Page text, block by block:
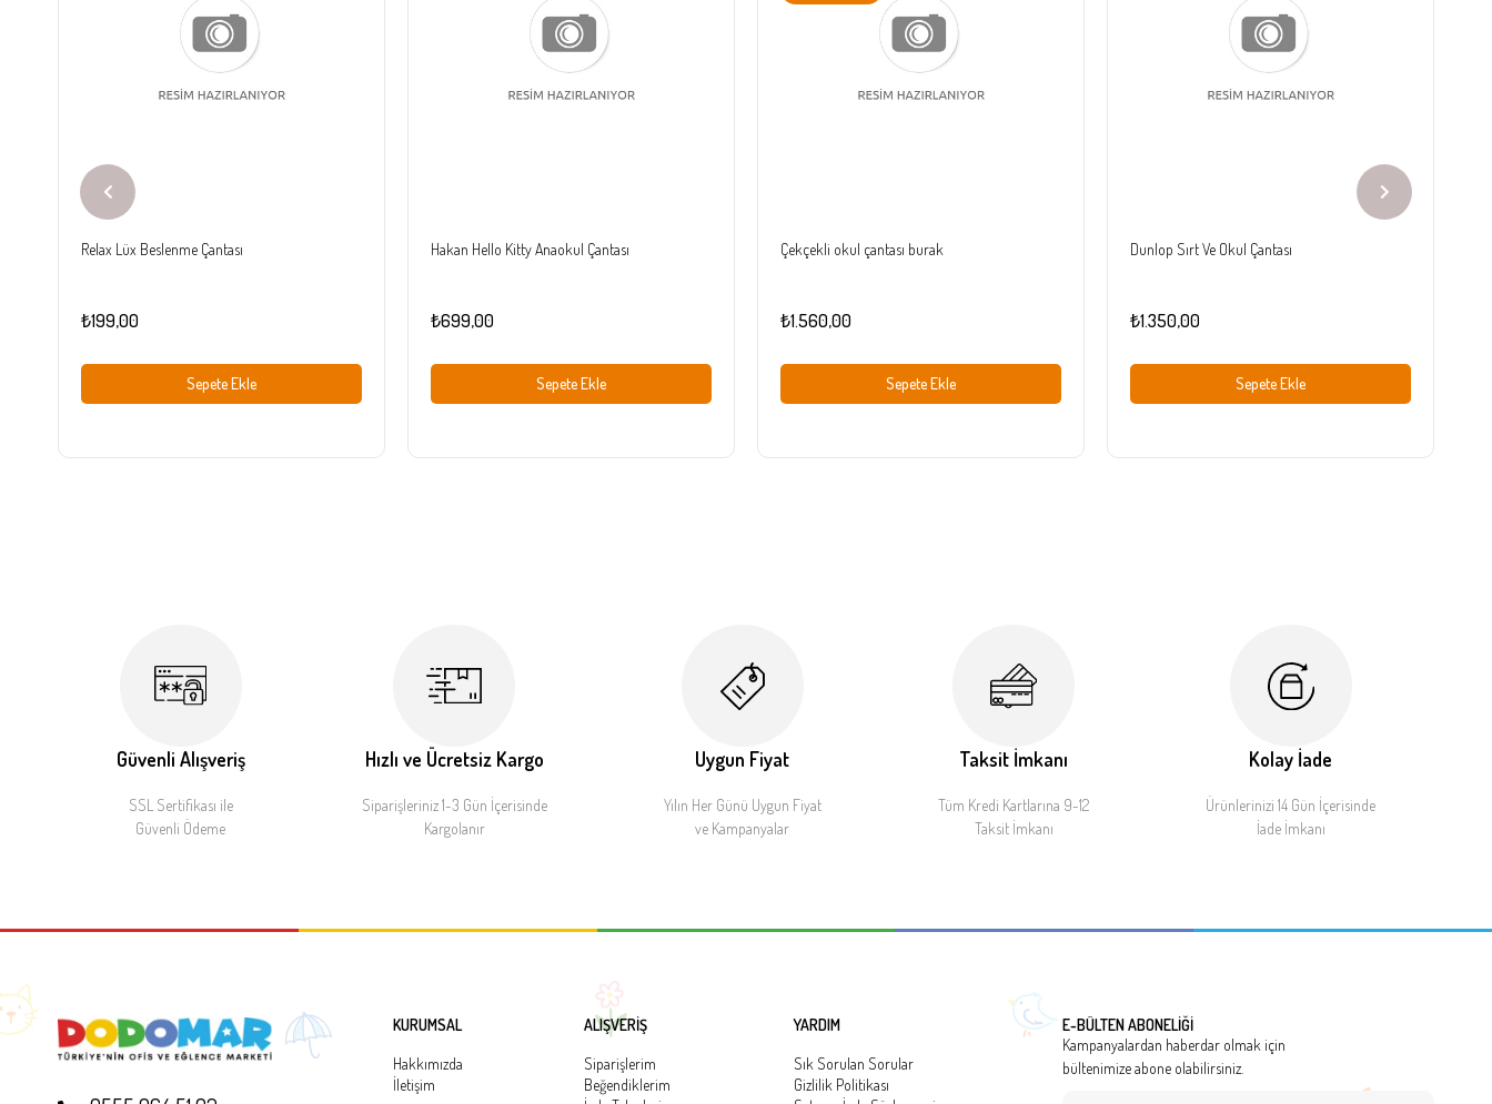
Relax Lüx Beslenme Çantası
₺199,00
Sepete Ekle
Hakan Hello Kitty Anaokul Çantası
₺699,00
Sepete Ekle
Çekçekli okul çantası burak
₺1.560,00
Sepete Ekle
Dunlop Sırt Ve Okul Çantası
₺1.350,00
Sepete Ekle
Güvenli Alışveriş
SSL Sertifikası ile
Güvenli Ödeme
Hızlı ve Ücretsiz Kargo
Siparişleriniz 1-3 Gün İçerisinde
Kargolanır
Uygun Fiyat
Yılın Her Günü Uygun Fiyat
ve Kampanyalar
Taksit İmkanı
Tüm Kredi Kartlarına 9-12
Taksit İmkanı
Kolay İade
Ürünlerinizi 14 Gün İçerisinde
İade İmkanı
KURUMSAL
Hakkımızda
İletişim
ALIŞVERİŞ
Siparişlerim
Beğendiklerim
YARDIM
Sık Sorulan Sorular
Gizlilik Politikası
E-BÜLTEN ABONELİĞİ
Kampanyalardan haberdar olmak için
bültenimize abone olabilirsiniz.